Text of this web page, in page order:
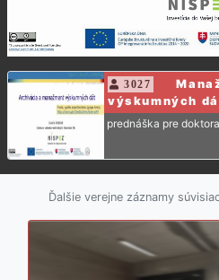
3027
výskumných
prednáška pre
Ďalšie verejne záznamy